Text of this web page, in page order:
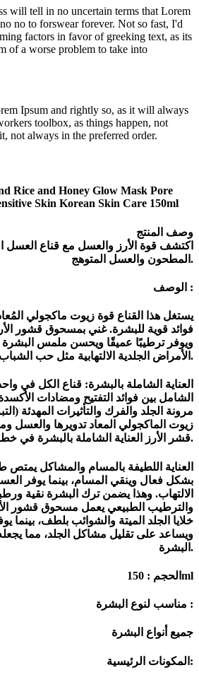
will tell in no uncertain terms that Lorem
no to forswear forever. Not so fast, I'd
factors in favor of greeking text, as its
of a worse problem to take into
Ipsum and rightly so, as it will always
toolbox, as things happen, not
not always in the preferred order.
Rice and Honey Glow Mask Pore
Skin Korean Skin Care 150ml
وصف المنتج
اكتشف قوة الأرز والعسل مع قناع العسل
المطحون والعسل المتوهج.
الوصف :
يستغل هذا القناع قوة زيوت ماكجولي المُعاد
ويوفر ترطيبًا عميقًا ويحسن ملمس البشرة
الأمراض الجلدية الالتهابية مثل حب الشباب.
العناية الشاملة بالبشرة: قناع الكل في
الشامل بين فوائد التفتيح ومضادات
مرونة الجلد والفرك والتأثيرات المهدئة
زيوت الماكجولي المعاد تدويرها
قشر الأرز العناية الشاملة بالبشرة في خطوة واحدة.
العناية اللطيفة بالمسام والمشاكل يمتص
بشكل فعال وينقي المسام، بينما يوفر
الالتهاب. وهذا يضمن ترك البشرة نقية
والترطيب الطبيعي يعمل مسحوق قشور
خلايا الجلد الميتة والشوائب بلطف، بينما
ويساعد على تقليل مشاكل الجلد، مما
البشرة.
الحجم : 150ml
مناسب لنوع البشرة :
جميع أنواع البشرة
المكونات الرئيسية: